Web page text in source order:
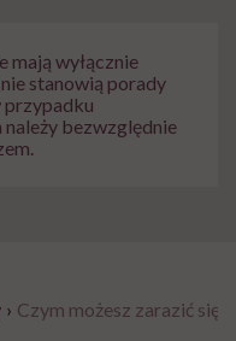
mają wyłącznie
stanowią porady
przypadku
bezwzględnie
› Czym możesz zarazić się